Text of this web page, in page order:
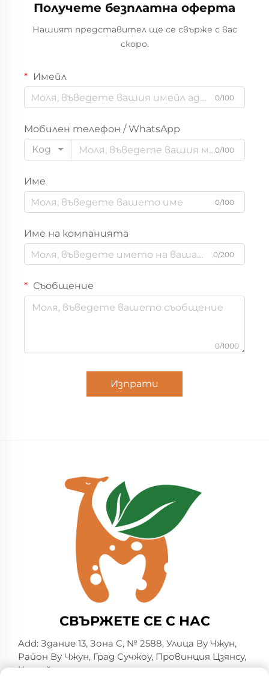
Получете безплатна оферта
Нашият представител ще се свърже с вас
скоро.
Имейл
0/100
Мобилен телефон / WhatsApp
Код
0/100
Име
0/100
Име на компанията
0/200
Съобщение
0/1000
Изпрати
СВЪРЖЕТЕ СЕ С НАС
Add: Здание 13, Зона C, № 2588, Улица Ву Чжун,
Район Ву Чжун, Град Сучжоу, Провинция Цзянсу,
Китай